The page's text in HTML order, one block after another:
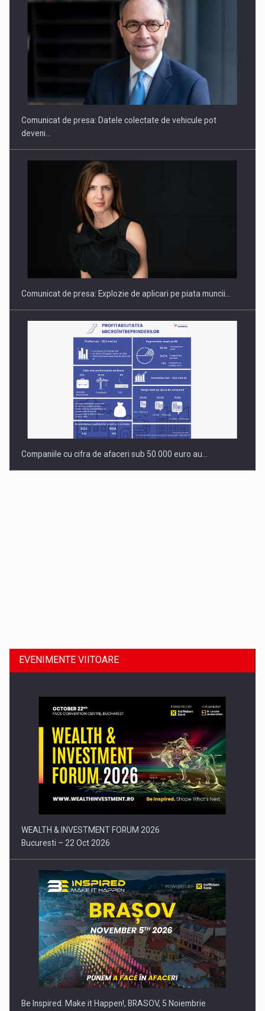
ROOTED IN ROMANIA, BUILT TO DELIVER TECHNOLOGY FOR
PUTTING ROMANIAN CORPORATE COMPANIES ON THE
INTERNATIONAL BUSINESS SCENE
Comunicat de presa: Datele colectate de vehicule pot
deveni…
Comunicat de presa: Explozie de aplicari pe piata muncii…
Companiile cu cifra de afaceri sub 50.000 euro au…
Comunicat de presa: Joburile part-time reincep sa intre pe…
EVENIMENTE VIITOARE
WEALTH & INVESTMENT FORUM 2026
Bucuresti – 22 Oct 2026
Be Inspired. Make it Happen!, BRASOV, 5 Noiembrie